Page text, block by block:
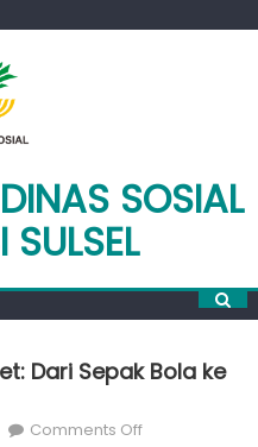
SOSIAL
SULSEL
Dari Sepak Bola ke
Comments Offon